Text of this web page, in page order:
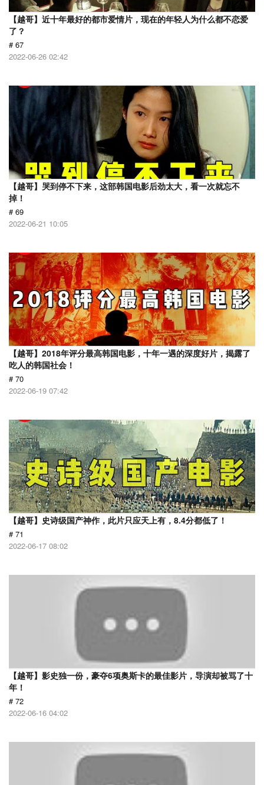
【越哥】近十年最好的都市爱情片，现在的年轻人为什么都不恋爱
了？
# 67
2022-06-26 02:42
【越哥】哭到停不下来，这部韩国电影后劲太大，看一次就忘不
掉！
# 69
2022-06-21 10:05
【越哥】2018年评分最高韩国电影，十年一遇的深度好片，揭露了
吃人的韩国社会！
# 70
2022-06-19 07:42
【越哥】史诗级国产神作，此片只应天上有，8.4分都低了！
# 71
2022-06-17 08:02
【越哥】影史独一份，豪夺6项奥斯卡的最佳影片，导演却被骂了十
年！
# 72
2022-06-16 04:02